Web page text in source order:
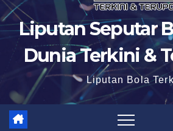
Liputan Seputar
Dunia Terkini &
Liputan Bola